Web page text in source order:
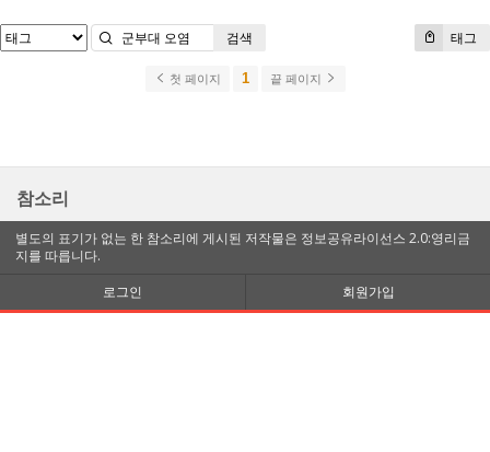
태그
검색
첫 페이지 1 끝 페이지
참소리
별도의 표기가 없는 한 참소리에 게시된 저작물은 정보공유라이선스 2.0:영리금
지를 따릅니다.
로그인
회원가입